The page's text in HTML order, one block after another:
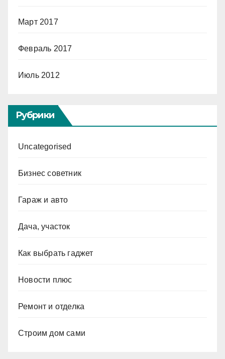
Март 2017
Февраль 2017
Июль 2012
Рубрики
Uncategorised
Бизнес советник
Гараж и авто
Дача, участок
Как выбрать гаджет
Новости плюс
Ремонт и отделка
Строим дом сами